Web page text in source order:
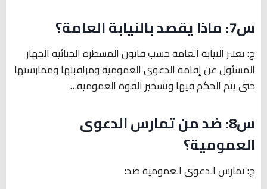
س7: ماذا يقصد بالنيابة العامة؟
ج: تعتبر النيابة العامة حسب قانون المسطرة الجنائية الجهاز
المسئول عن إقامة الدعوى العمومية ومراقبتها وممارستها
حتى يتم الحكم فيها وتسخير القوة العمومية…
س8: ضد من تمارس الدعوى
العمومية؟
ج: تمارس الدعوى العمومية ضد: